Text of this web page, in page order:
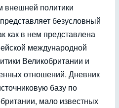
внешней политики
безусловный
как в нем представлена
международной
Великобритании и
отношений. Дневник
базу по
мало известных